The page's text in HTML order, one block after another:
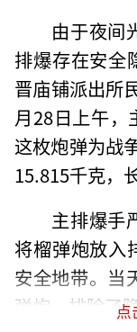
由于夜间
排爆存在安全
晋庙铺派出所
月28日上午，
这枚炮弹为战
15.815千克，
主排爆手
将榴弹炮放入
安全地带。当
弹炮，排除了点